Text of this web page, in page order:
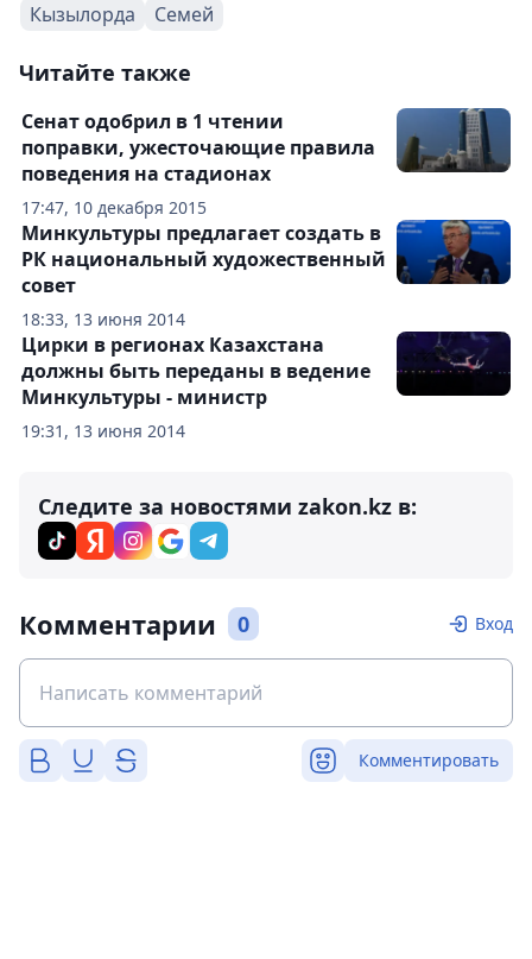
Кызылорда
Семей
Читайте также
17:47, 10 декабря 2015
Сенат одобрил в 1 чтении
поправки, ужесточающие правила
поведения на стадионах
18:33, 13 июня 2014
Минкультуры предлагает создать в
РК национальный художественный
совет
19:31, 13 июня 2014
Цирки в регионах Казахстана
должны быть переданы в ведение
Минкультуры - министр
Следите за новостями zakon.kz в:
Комментарии 0 Вход
Комментировать